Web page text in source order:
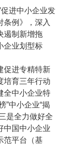
促进中小企业发
条例》，深入
遏制新增拖
企业划型标
促进专精特新
培育三年行动
全中小企业特
”中小企业“揭
是全力做好全
中国中小企业
范平台（基